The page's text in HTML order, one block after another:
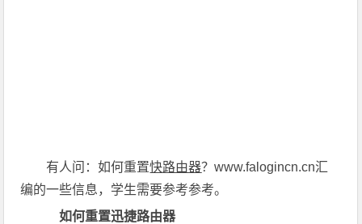
有人问：如何重置快路由器？www.falogincn.cn汇
编的一些信息，学生需要参考参考。
如何重置迅捷路由器